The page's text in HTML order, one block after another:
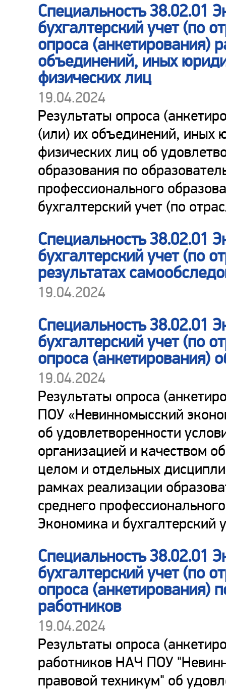
Специальность 38.02.01
бухгалтерский учет (по
опроса (анкетирования)
объединений, иных
физических лиц
19.04.2024
Результаты опроса
(или) их объединений, иных
физических лиц об
образования по
профессионального
бухгалтерский учет (по
Специальность 38.02.01
бухгалтерский учет (по
результатах
19.04.2024
Специальность 38.02.01
бухгалтерский учет (по
опроса (анкетирования)
19.04.2024
Результаты опроса
ПОУ «Невинномысский
об удовлетворенности
организацией и качеством
целом и отдельных
рамках реализации
среднего
Экономика и бухгалтерский
Специальность 38.02.01
бухгалтерский учет (по
опроса (анкетирования)
работников
19.04.2024
Результаты опроса
работников НАЧ ПОУ
правовой техникум" об